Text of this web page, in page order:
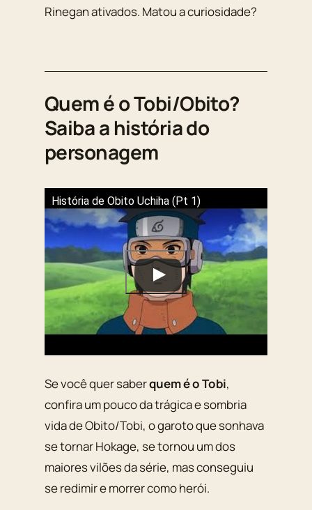
Rinegan ativados. Matou a curiosidade?
Quem é o Tobi/Obito?
Saiba a história do
personagem
História de Obito Uchiha (Pt 1)
Se você quer saberquem é o Tobi,
confira um pouco da trágica e sombria
vida de Obito/Tobi, o garoto que sonhava
se tornar Hokage, se tornou um dos
maiores vilões da série, mas conseguiu
se redimir e morrer como herói.